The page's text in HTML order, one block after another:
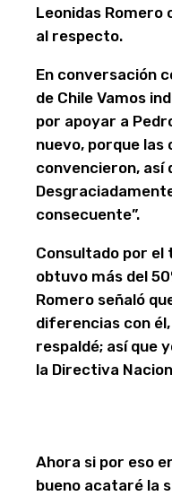
Leonidas Romero
al respecto.
En conversación
de Chile Vamos
por apoyar a
nuevo, porque las
convencieron, así
consecuente”.
Consultado por el
obtuvo más del
Romero señaló
diferencias con
respaldé; así que
la Directiva
Ahora si por eso
bueno acataré la